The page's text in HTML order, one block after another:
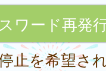
ワード再発
止を希望さ